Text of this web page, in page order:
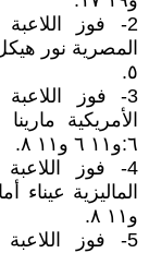
2- فوز
٥.
3- فوز
٦:و١١ ٦ و١١ ٨.
4- فوز
و١١ ٨.
5- فوز